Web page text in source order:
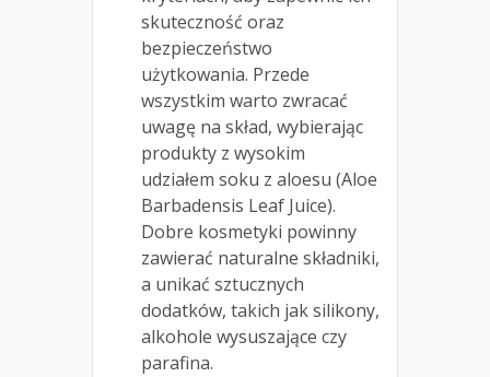
skuteczność oraz
bezpieczeństwo
użytkowania. Przede
wszystkim warto zwracać
uwagę na skład, wybierając
produkty z wysokim
udziałem soku z aloesu (Aloe
Barbadensis Leaf Juice).
Dobre kosmetyki powinny
zawierać naturalne składniki,
a unikać sztucznych
dodatków, takich jak silikony,
alkohole wysuszające czy
parafina.